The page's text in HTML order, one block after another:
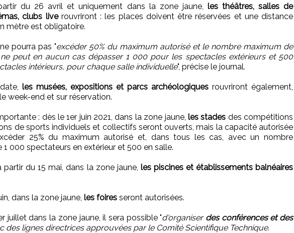
du 26 avril et uniquement dans la zone jaune, les théâtres, salles de
clubs liverouvriront : les places doivent être réservées et une distance
mètre est obligatoire.
pourra pas "excéder 50% du maximum autorisé et le nombre maximum de
peut en aucun cas dépasser 1 000 pour les spectacles extérieurs et 500
intérieurs, pour chaque salle individuelle", précise le journal.
les musées, expositions et parcs archéologiques rouvriront également,
week-end et sur réservation.
: dès le 1er juin 2021, dans la zone jaune, les stades des compétitions
de sports individuels et collectifs seront ouverts, mais la capacité autorisée
25% du maximum autorisé et, dans tous les cas, avec un nombre
1 000 spectateurs en extérieur et 500 en salle.
partir du 15 mai, dans la zone jaune, les piscines et établissements balnéaires
dans la zone jaune, les foires seront autorisées.
juillet dans la zone jaune, il sera possible "d'organiser des conférences et des
des lignes directrices approuvées par le Comité Scientifique Technique.